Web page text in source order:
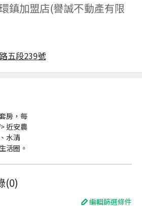
鎮加盟店(譽誠不動產有限
五段239號
房，每
近安農
水清
活圈。
(0)
編輯篩選條件